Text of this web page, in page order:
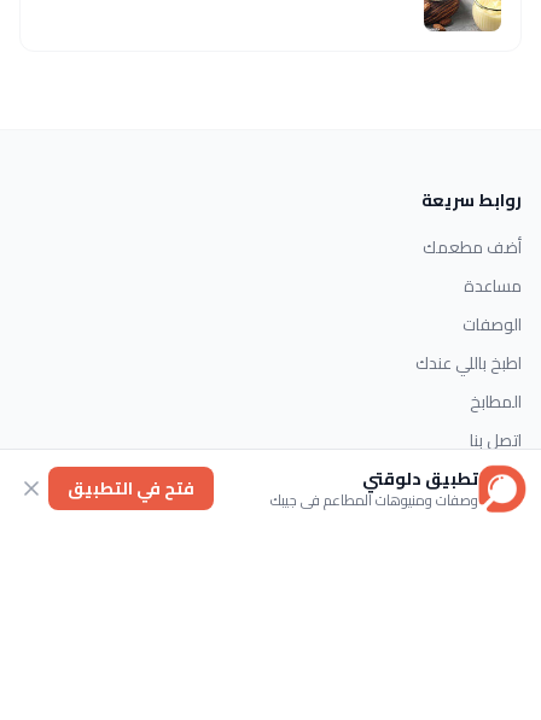
روابط سريعة
أضف مطعمك
مساعدة
الوصفات
اطبخ باللي عندك
المطابخ
اتصل بنا
التصنيفات
تطبيق دلوقتي
وصفات ومنيوهات المطاعم في جيبك فتح في التطبيق